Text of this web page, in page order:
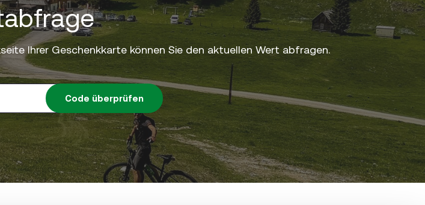
Ihrer Geschenkkarte können Sie den aktuellen Wert abfragen.
Code überprüfen